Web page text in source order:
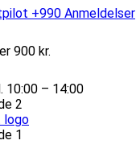
+990 Anmeldelser
900 kr.
10:00 – 14:00